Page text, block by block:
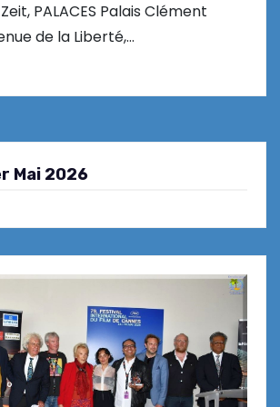
PALACES Palais Clément
de la Liberté,…
Mai 2026